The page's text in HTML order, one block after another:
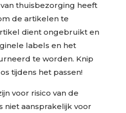
thuisbezorging heeft
de artikelen te
dient ongebruikt en
labels en het
te worden. Knip
tijdens het passen!
voor risico van de
niet aansprakelijk voor